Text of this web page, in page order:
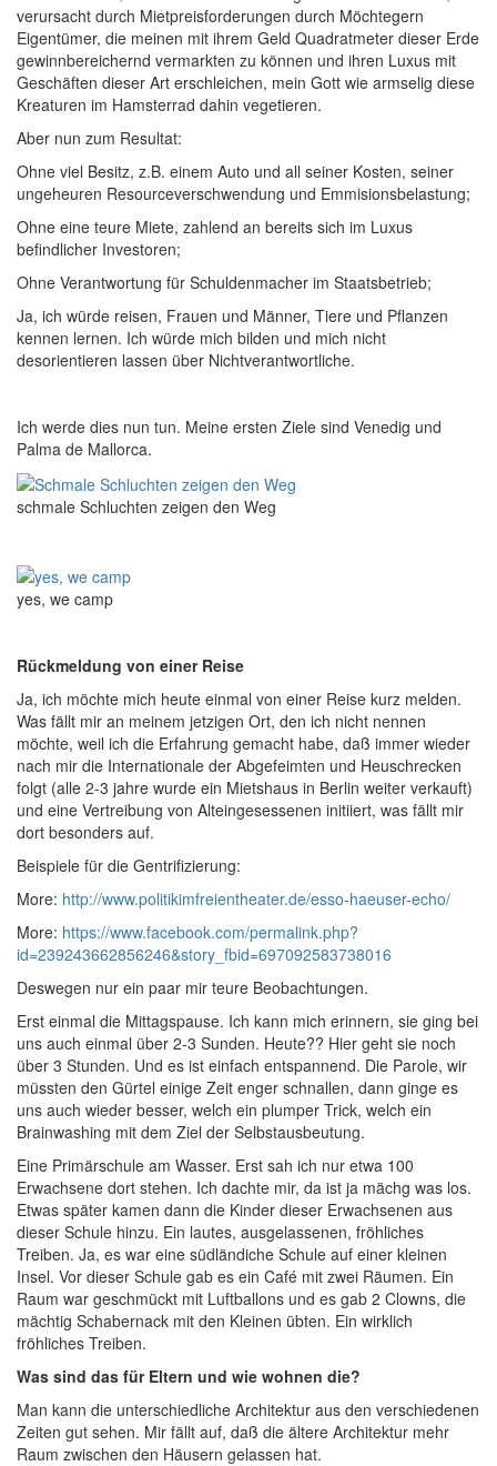
verursacht durch Mietpreisforderungen durch Möchtegern
Eigentümer, die meinen mit ihrem Geld Quadratmeter dieser Erde
gewinnbereichernd vermarkten zu können und ihren Luxus mit
Geschäften dieser Art erschleichen, mein Gott wie armselig diese
Kreaturen im Hamsterrad dahin vegetieren.
Aber nun zum Resultat:
Ohne viel Besitz, z.B. einem Auto und all seiner Kosten, seiner
ungeheuren Resourceverschwendung und Emmisionsbelastung;
Ohne eine teure Miete, zahlend an bereits sich im Luxus
befindlicher Investoren;
Ohne Verantwortung für Schuldenmacher im Staatsbetrieb;
Ja, ich würde reisen, Frauen und Männer, Tiere und Pflanzen
kennen lernen. Ich würde mich bilden und mich nicht
desorientieren lassen über Nichtverantwortliche.
Ich werde dies nun tun. Meine ersten Ziele sind Venedig und
Palma de Mallorca.
schmale Schluchten zeigen den Weg
yes, we camp
Rückmeldung von einer Reise
Ja, ich möchte mich heute einmal von einer Reise kurz melden.
Was fällt mir an meinem jetzigen Ort, den ich nicht nennen
möchte, weil ich die Erfahrung gemacht habe, daß immer wieder
nach mir die Internationale der Abgefeimten und Heuschrecken
folgt (alle 2-3 jahre wurde ein Mietshaus in Berlin weiter verkauft)
und eine Vertreibung von Alteingesessenen initiiert, was fällt mir
dort besonders auf.
Beispiele für die Gentrifizierung:
More: http://www.politikimfreientheater.de/esso-haeuser-echo/
More: https://www.facebook.com/permalink.php?
id=239243662856246&story_fbid=697092583738016
Deswegen nur ein paar mir teure Beobachtungen.
Erst einmal die Mittagspause. Ich kann mich erinnern, sie ging bei
uns auch einmal über 2-3 Sunden. Heute?? Hier geht sie noch
über 3 Stunden. Und es ist einfach entspannend. Die Parole, wir
müssten den Gürtel einige Zeit enger schnallen, dann ginge es
uns auch wieder besser, welch ein plumper Trick, welch ein
Brainwashing mit dem Ziel der Selbstausbeutung.
Eine Primärschule am Wasser. Erst sah ich nur etwa 100
Erwachsene dort stehen. Ich dachte mir, da ist ja mächg was los.
Etwas später kamen dann die Kinder dieser Erwachsenen aus
dieser Schule hinzu. Ein lautes, ausgelassenen, fröhliches
Treiben. Ja, es war eine südländiche Schule auf einer kleinen
Insel. Vor dieser Schule gab es ein Café mit zwei Räumen. Ein
Raum war geschmückt mit Luftballons und es gab 2 Clowns, die
mächtig Schabernack mit den Kleinen übten. Ein wirklich
fröhliches Treiben.
Was sind das für Eltern und wie wohnen die?
Man kann die unterschiedliche Architektur aus den verschiedenen
Zeiten gut sehen. Mir fällt auf, daß die ältere Architektur mehr
Raum zwischen den Häusern gelassen hat.